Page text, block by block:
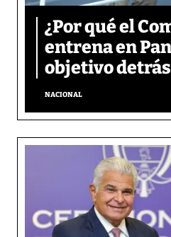
¿Por qué el
entrena en
objetivo
NACIONAL